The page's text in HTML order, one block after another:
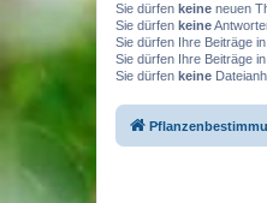
Sie dürfen keine neuen
Sie dürfen keine
Sie dürfen Ihre Beiträge
Sie dürfen Ihre Beiträge
Sie dürfen keine